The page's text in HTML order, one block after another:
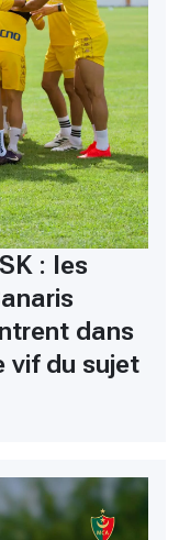
: les
dans
vif du sujet